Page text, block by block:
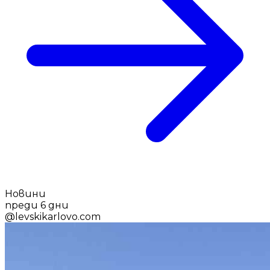
Новини
преди 6 дни
@ levskikarlovo.com